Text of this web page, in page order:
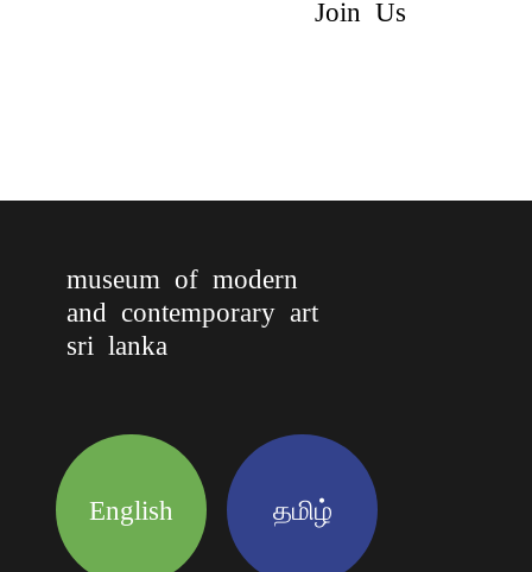
Join Us
museum of modern
and contemporary art
sri lanka
English தமிழ்